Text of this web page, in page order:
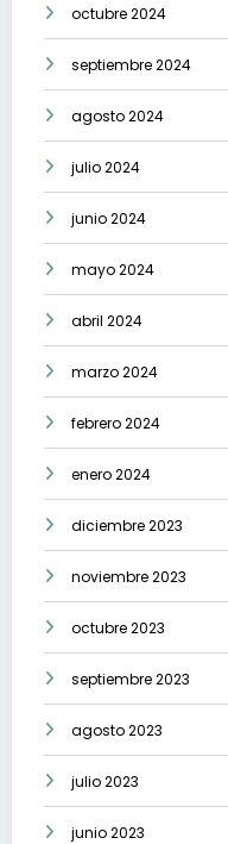
octubre 2024
septiembre 2024
agosto 2024
julio 2024
junio 2024
mayo 2024
abril 2024
marzo 2024
febrero 2024
enero 2024
diciembre 2023
noviembre 2023
octubre 2023
septiembre 2023
agosto 2023
julio 2023
junio 2023